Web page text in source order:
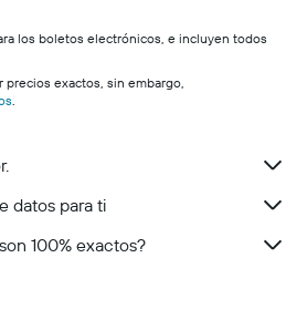
los boletos electrónicos, e incluyen todos
precios exactos, sin embargo,
datos para ti
100% exactos?